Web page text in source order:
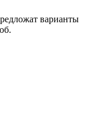
варианты